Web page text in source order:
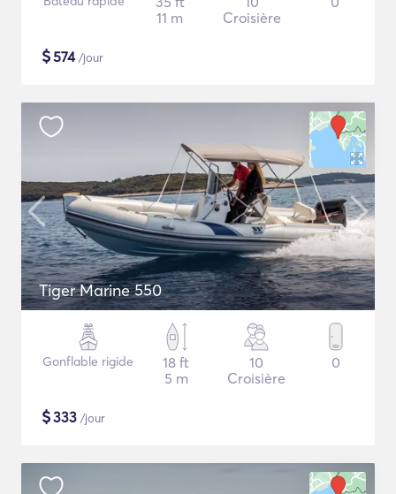
11 m
Croisière
$574/jour
Tiger Marine 550
Gonflable rigide
18 ft
5 m
10
Croisière
0
$333 /jour